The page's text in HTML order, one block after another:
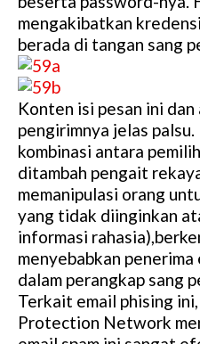
mengakibatkan
berada di tangan sang
Konten isi pesan ini dan
pengirimnya jelas palsu.
kombinasi antara
ditambah pengait
memanipulasi orang
yang tidak diinginkan
informasi
menyebabkan
dalam perangkap sang
Terkait email phising
Protection Network